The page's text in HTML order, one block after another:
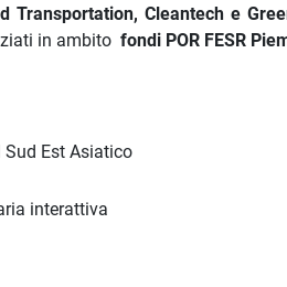
Cleantech e
in ambito fondi POR FESR
Sud Est Asiatico
interattiva